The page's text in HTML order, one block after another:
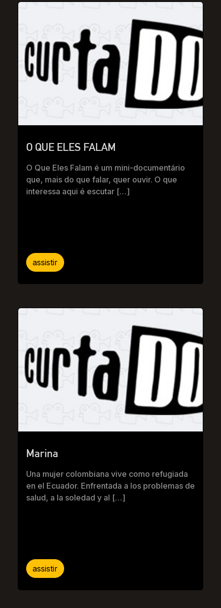
O QUE ELES FALAM
O Que Eles Falam é um mini-documentário
que, mais do que falar, quer ouvir. O que
interessa aqui é escutar […]
assistir
Marina
Una mujer colombiana vive como refugiada
en el Ecuador. Enfrentada a los problemas de
salud, a la soledad y al […]
assistir